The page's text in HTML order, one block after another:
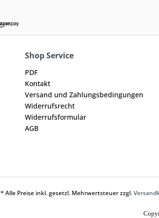
Shop Service
PDF
Kontakt
Versand und Zahlungsbedingungen
Widerrufsrecht
Widerrufsformular
AGB
* Alle Preise inkl. gesetzl. Mehrwertsteuer zzgl.